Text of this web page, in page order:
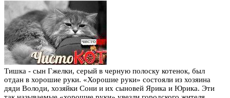
Тишка - сын Гжелки, серый в черную полоску котенок, был
отдан в хорошие руки. «Хорошие руки» состояли из хозяина
дяди Володи, хозяйки Сони и их сыновей Ярика и Юрика. Эти